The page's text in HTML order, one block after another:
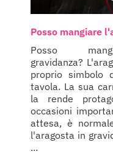
Posso mangiare
Posso
gravidanza?
proprio simbolo
tavola. La sua
la rende
occasioni
attesa, è
l'aragosta in
...